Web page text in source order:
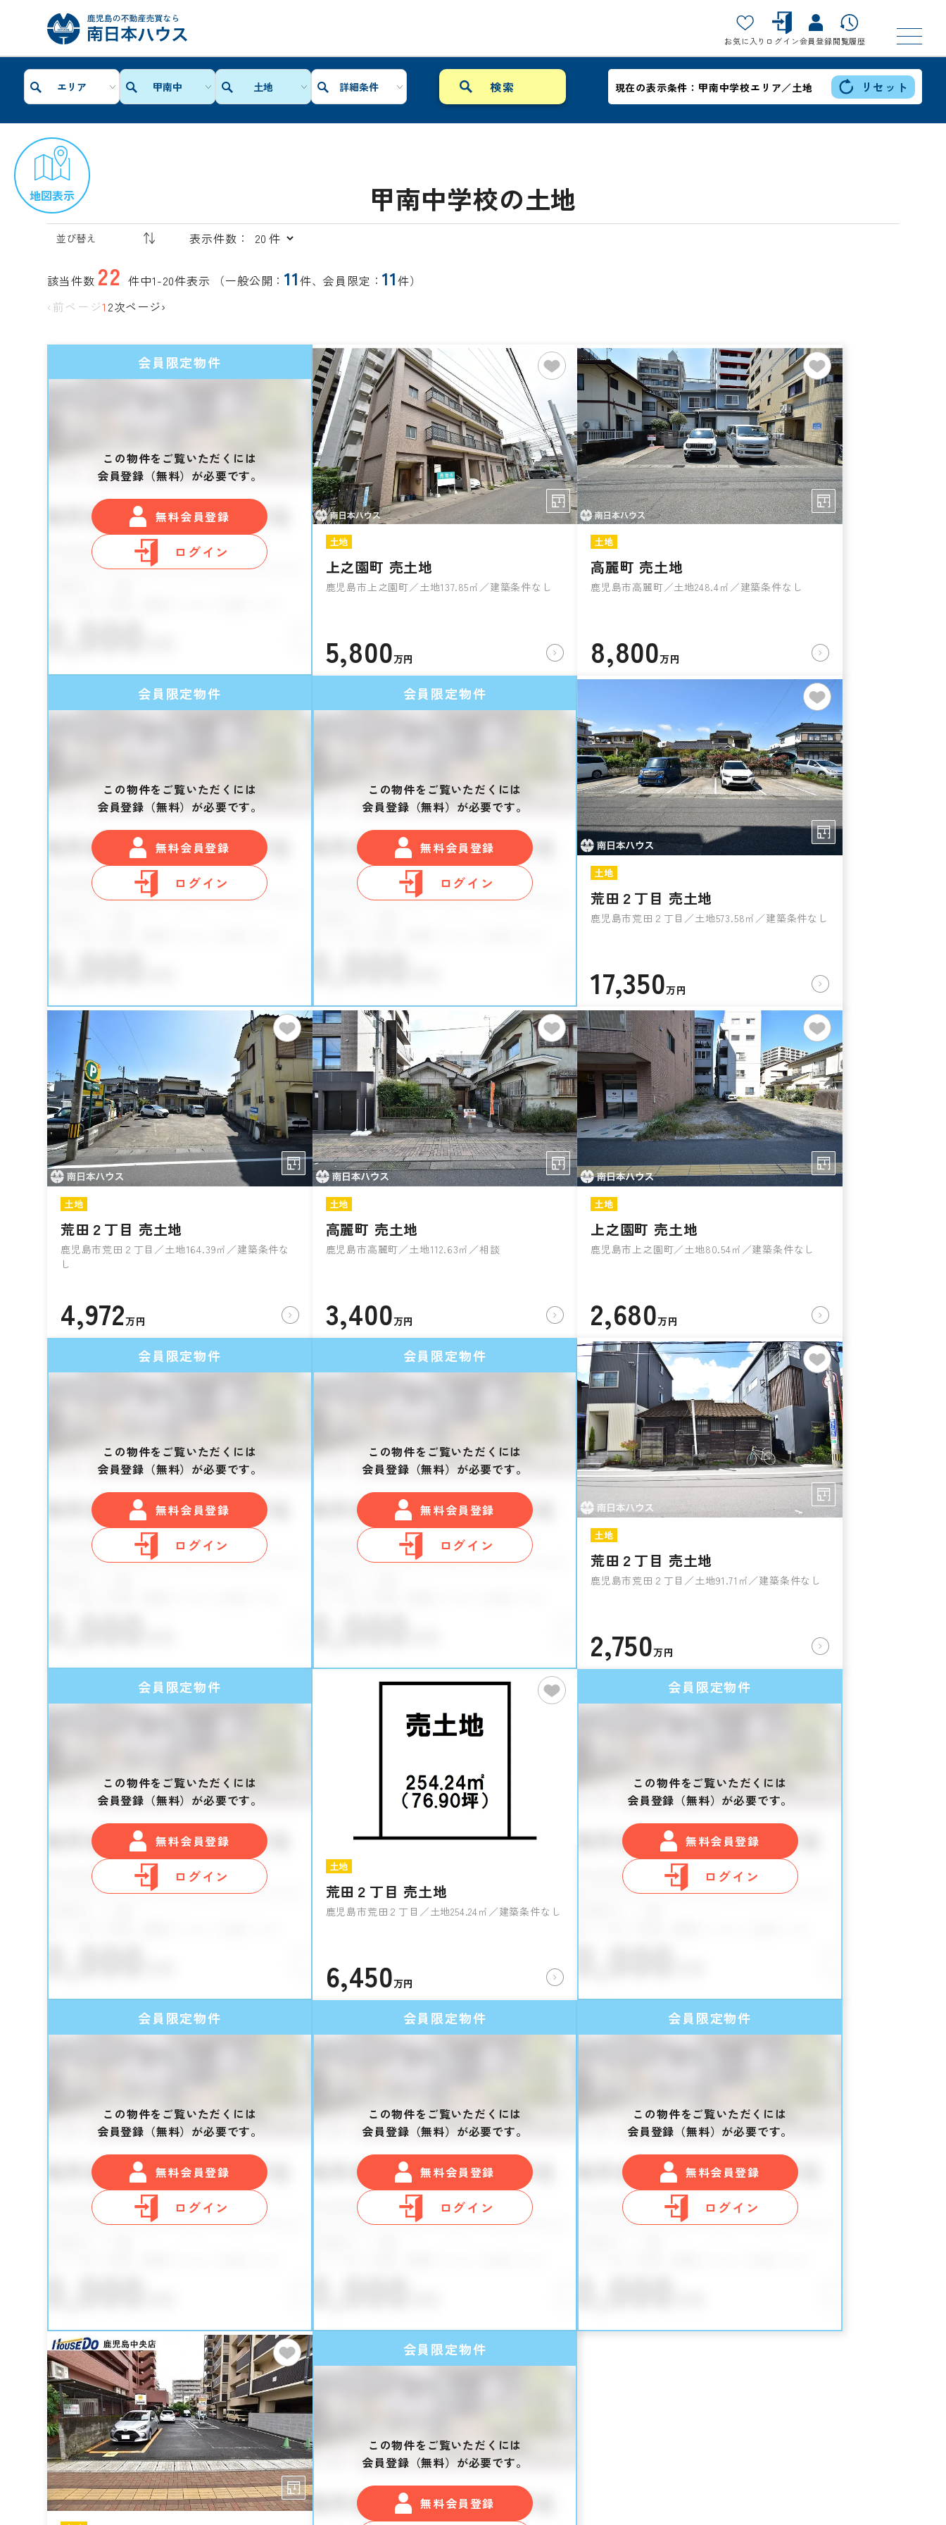
お気に入り ログイン会員登録閲覧履歴
エリア 甲南中 土地 詳細条件 現在の表示条件： 甲南中学校エリア／土地 リセット
地図表示 甲南中学校の土地
表示件数：
該当件数 22 件中1-20件表示 （一般公開：11件、会員限定：11件）
‹前ページ1 2次ページ›
会員限定物件
この物件をご覧いただくには
会員登録（無料）が必要です。
無料会員登録
ログイン
土地
上之園町 売土地
鹿児島市上之園町／土地137.85㎡／建築条件なし
5,800万円
土地
高麗町 売土地
鹿児島市高麗町／土地248.4㎡／建築条件なし
8,800万円
会員限定物件
この物件をご覧いただくには
会員登録（無料）が必要です。
無料会員登録
ログイン
会員限定物件
この物件をご覧いただくには
会員登録（無料）が必要です。
無料会員登録
ログイン
土地
荒田２丁目 売土地
鹿児島市荒田２丁目／土地573.58㎡／建築条件なし
17,350万円
土地
荒田２丁目 売土地
鹿児島市荒田２丁目／土地164.39㎡／建築条件な
し
4,972万円
土地
高麗町 売土地
鹿児島市高麗町／土地112.63㎡／相談
3,400万円
土地
上之園町 売土地
鹿児島市上之園町／土地80.54㎡／建築条件なし
2,680万円
会員限定物件
この物件をご覧いただくには
会員登録（無料）が必要です。
無料会員登録
ログイン
会員限定物件
この物件をご覧いただくには
会員登録（無料）が必要です。
無料会員登録
ログイン
土地
荒田２丁目 売土地
鹿児島市荒田２丁目／土地91.71㎡／建築条件なし
2,750万円
会員限定物件
この物件をご覧いただくには
会員登録（無料）が必要です。
無料会員登録
ログイン
土地
荒田２丁目 売土地
鹿児島市荒田２丁目／土地254.24㎡／建築条件なし
6,450万円
会員限定物件
この物件をご覧いただくには
会員登録（無料）が必要です。
無料会員登録
ログイン
会員限定物件
この物件をご覧いただくには
会員登録（無料）が必要です。
無料会員登録
ログイン
会員限定物件
この物件をご覧いただくには
会員登録（無料）が必要です。
無料会員登録
ログイン
会員限定物件
この物件をご覧いただくには
会員登録（無料）が必要です。
無料会員登録
ログイン
会員限定物件
この物件をご覧いただくには
会員登録（無料）が必要です。
無料会員登録